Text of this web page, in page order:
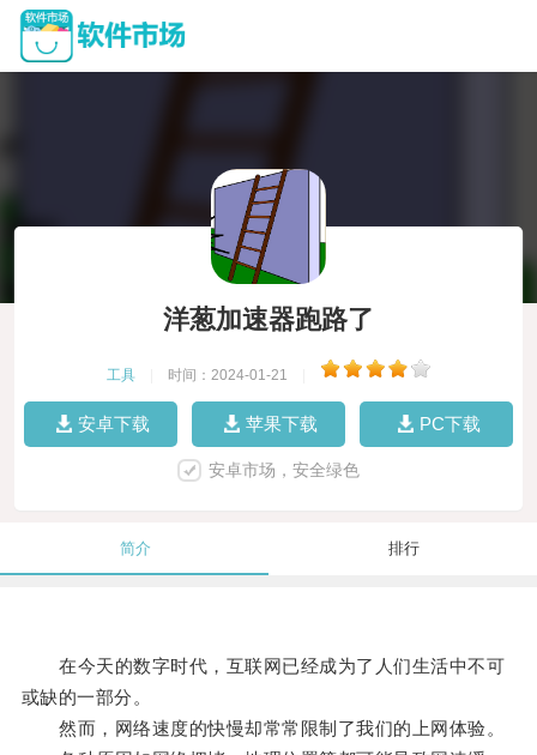
洋葱加速器跑路了
工具 时间：2024-01-21
安卓下载 苹果下载 PC下载
安卓市场，安全绿色
简介 排行
在今天的数字时代，互联网已经成为了人们生活中不可
或缺的一部分。
然而，网络速度的快慢却常常限制了我们的上网体验。